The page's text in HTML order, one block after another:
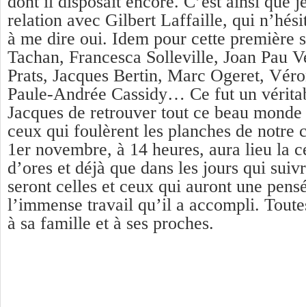
relation avec Gilbert Laffaille, qui
à me dire oui. Idem pour cette première
Tachan, Francesca Solleville, Joan Pau
Prats, Jacques Bertin, Marc Ogeret,
Paule-Andrée Cassidy… Ce fut un
Jacques de retrouver tout ce beau
ceux qui foulèrent les planches de notre
1er novembre, à 14 heures, aura lieu la
d’ores et déjà que dans les jours qui
seront celles et ceux qui auront une
l’immense travail qu’il a accompli.
à sa famille et à ses proches.